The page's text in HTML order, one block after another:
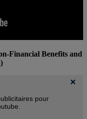
Financial Benefits and
pour